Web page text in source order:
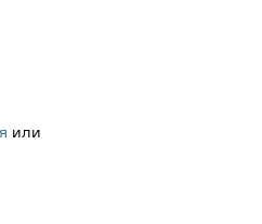
или